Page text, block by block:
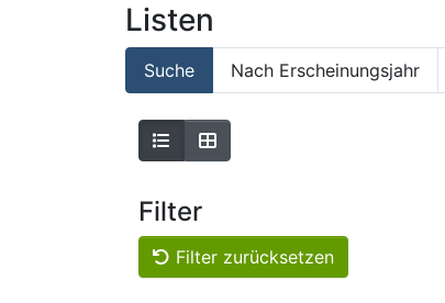
Listen
Suche Nach Erscheinungsjahr
Filter
Filter zurücksetzen